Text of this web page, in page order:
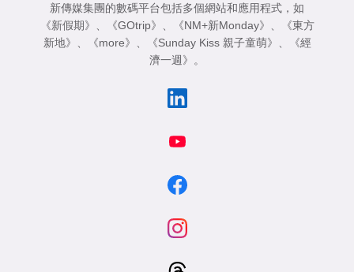
新傳媒集團的數碼平台包括多個網站和應用程式，如
《新假期》
《GOtrip》 《NM+新Monday》
《東方
新地》
《more》 《Sunday Kiss 親子童萌》
《經
濟一週》
。